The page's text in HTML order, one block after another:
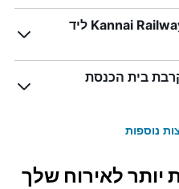
המלצה למלון טוב בKannai Railway Station ליד
בית הכנסת
נוספות
יותר לאירוח שלך